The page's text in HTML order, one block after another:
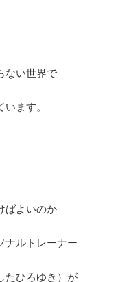
ない世界で
ます。
ばよいのか
ナルトレーナー
たひろゆき）が